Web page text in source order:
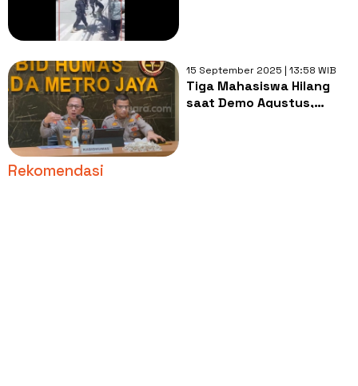
15 September 2025 | 13:58 WIB
Tiga Mahasiswa Hilang
saat Demo Agustus,
Rekomendasi